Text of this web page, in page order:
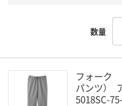
数量
フォーク
パンツ）
5018SC-